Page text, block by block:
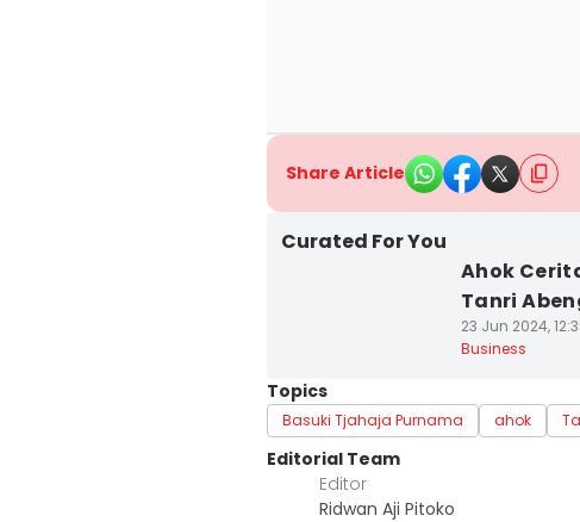
Share Article
Curated For You
Ahok
Tanri
23 Jun 2024,
Business
Topics
Basuki Tjahaja Purnama ahok
Editorial Team
Editor
Ridwan Aji Pitoko